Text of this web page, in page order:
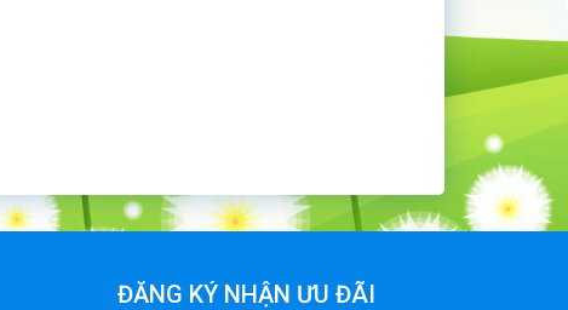
ĐĂNG KÝ NHẬN ƯU ĐÃI